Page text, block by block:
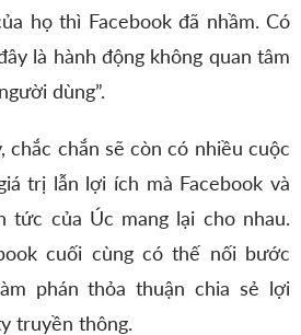
họ thì Facebook đã nhầm. Có
là hành động không quan tâm
dùng”.
chắc chắn sẽ còn có nhiều cuộc
trị lẫn lợi ích mà Facebook và
tức của Úc mang lại cho nhau.
cuối cùng có thế nối bước
phán thỏa thuận chia sẻ lợi
truyền thông.